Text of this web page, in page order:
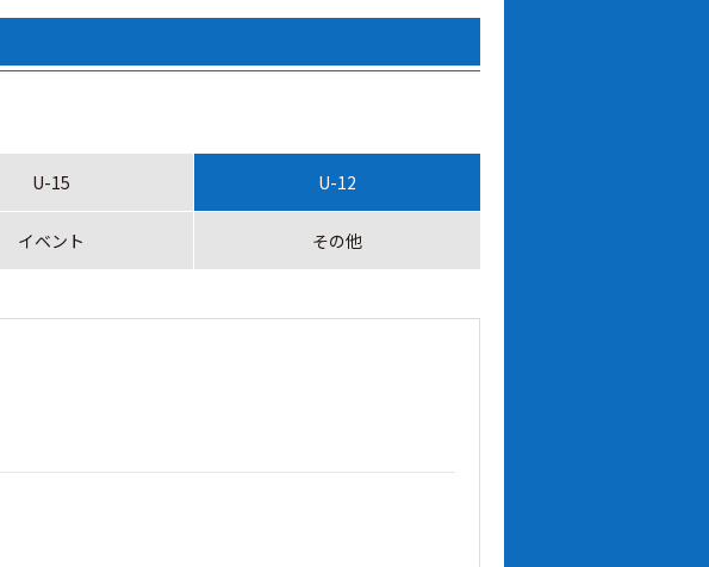
U-15 U-12
イベント その他